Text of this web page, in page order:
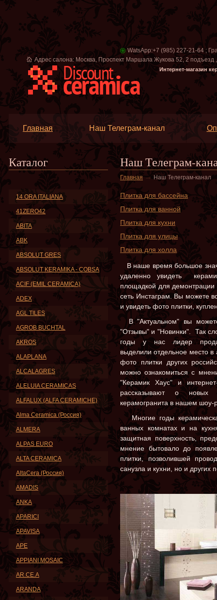
WatsApp:+7 (985) 227-21-64 ;
Адрес салона: Москва, Проспект Маршала Жукова 52, 2 подъезд
Интернет-магазин
Главная Наш Телеграм-канал
Наш Телеграм-
Главная → Наш Телеграм-канал
Плитка для бассейна
Плитка для ванной
Плитка для кухни
Плитка для улицы
Плитка для холла
В наше время большое
удаленно увидеть
площадкой для демонтрации
сеть Инстаграм. Вы можете
и увидеть фото плитки,
В "Актуальном" вы
"Отзывы" и "Новинки". Так
годы у нас лидер
выделили отдельное место
фото плитки других
можно ознакомиться с
"Керамик Хаус" и
рассказывают о новых
керамогранита в нашем шоу-
Многие годы
ванных комнатах и на
защитная поверхность,
мнение бытовало до
плитки, позволившей
санузла и кухни, но и других
Каталог
14 ORA ITALIANA
41ZERO42
ABITA
ABK
ABSOLUT GRES
ABSOLUT KERAMIKA - COBSA
ACIF (EMIL CERAMICA)
ADEX
AGL TILES
AGROB BUCHTAL
AKROS
ALAPLANA
ALCALAGRES
ALELUIA CERAMICAS
ALFALUX (ALFA CERAMICHE)
Alma Ceramica (Россия)
ALMERA
ALPAS EURO
ALTA CERAMICA
AltaCera (Россия)
AMADIS
ANKA
APARICI
APAVISA
APE
APPIANI MOSAIC
AR.CE.A
ARANDA